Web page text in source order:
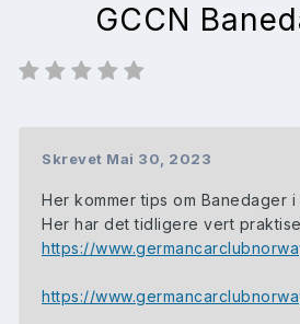
GCCN
Skrevet Mai 30, 2023
Her kommer tips om Banedager
Her har det tidligere vert
https://
https://